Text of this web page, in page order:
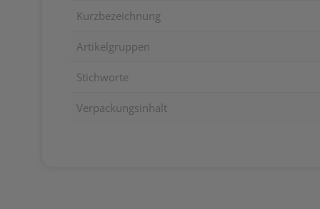
Kurzbezeichnung
Artikelgruppen
Stichworte
Verpackungsinhalt